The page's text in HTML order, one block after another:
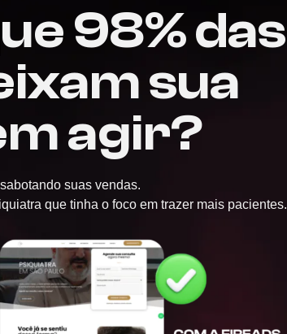
98% das
sua
agir?
suas vendas.​
que tinha o foco em trazer mais pacientes.